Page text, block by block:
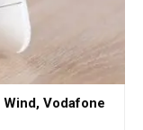
Vodafone